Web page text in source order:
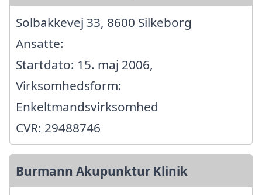
Solbakkevej 33, 8600 Silkeborg
Ansatte:
Startdato: 15. maj 2006,
Virksomhedsform:
Enkeltmandsvirksomhed
CVR: 29488746
Burmann Akupunktur Klinik